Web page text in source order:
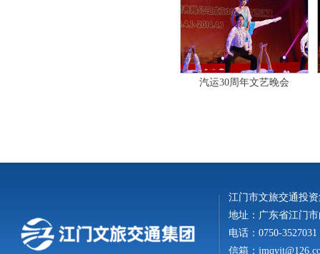
汽运30周年文艺晚会
江门市文旅交通投
地址：广东省江门
电话：0750-
信箱：